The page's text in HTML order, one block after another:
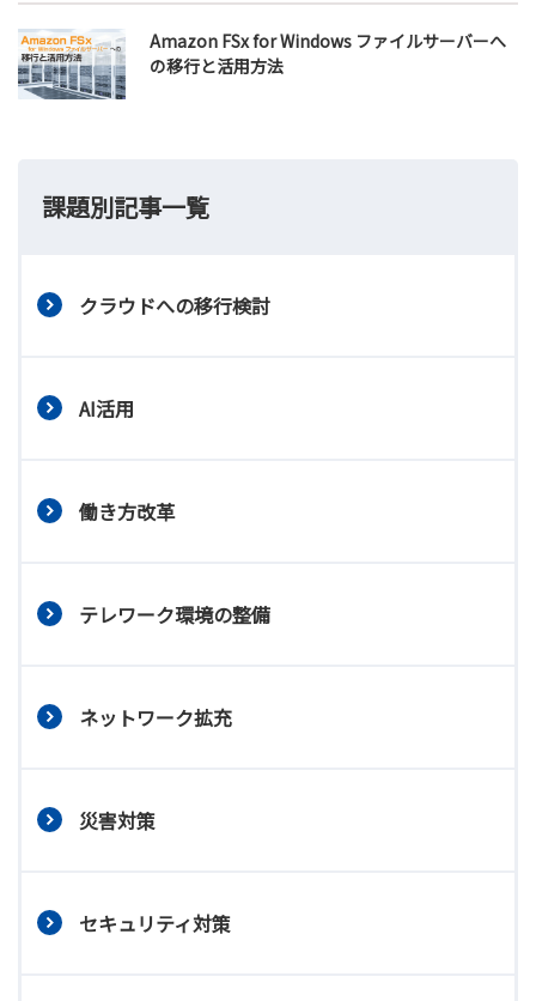
Amazon FSx for Windows ファイルサーバーへ
の移行と活用方法
課題別記事一覧
クラウドへの移行検討
AI活用
働き方改革
テレワーク環境の整備
ネットワーク拡充
災害対策
セキュリティ対策